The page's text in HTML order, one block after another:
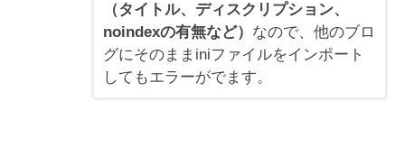
（タイトル、ディスクリプション、
noindexの有無など） なので、他のブロ
グにそのままiniファイルをインポート
してもエラーがでます。